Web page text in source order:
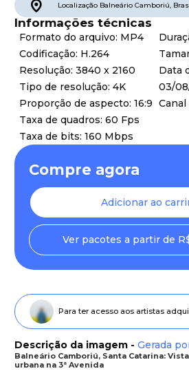
Localização Balneário Camboriú,
Informações técnicas
Formato do arquivo: MP4
Codificação: H.264
Resolução: 3840 x 2160
Tipo de resolução: 4K
Proporção de aspecto: 16:9
Taxa de quadros: 60 Fps
Taxa de bits: 160 Mbps
Data
03/
Canal
Compre agora
Adicionar ao
Ver pacotes a partir de
Para ter acesso aos artistas
Descrição da imagem - Gerada
Balneário Camboriú, Santa Catarina:
urbana na 3ª Avenida